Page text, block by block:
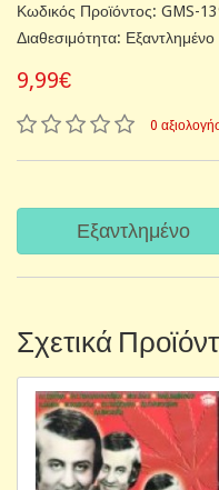
Κωδικός Προϊόντος: GMS-
Διαθεσιμότητα: Εξαντλημένο
9,99€
0
Εξαντλημένο
Σχετικά